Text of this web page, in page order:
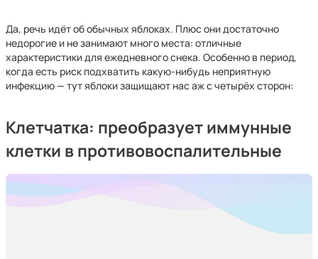
Да, речь идёт об обычных яблоках. Плюс они достаточно
недорогие и не занимают много места: отличные
характеристики для ежедневного снека. Особенно в период,
когда есть риск подхватить какую-нибудь неприятную
инфекцию — тут яблоки защищают нас аж с четырёх сторон:
Клетчатка: преобразует иммунные
клетки в противовоспалительные